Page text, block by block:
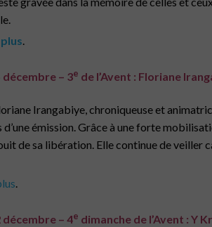
décembre – 3e de l’Avent : Floriane
Irangabiye, chroniqueuse et
émission. Grâce à une forte
de sa libération. Elle continue de
.
décembre – 4e dimanche de l’Avent : Y